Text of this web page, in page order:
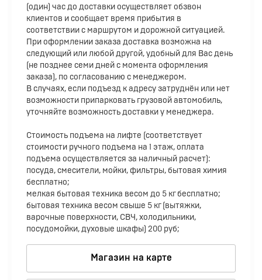
(один) час до доставки осуществляет обзвон
клиентов и сообщает время прибытия в
соответствии с маршрутом и дорожной ситуацией.
При оформлении заказа доставка возможна на
следующий или любой другой, удобный для Вас день
(не позднее семи дней с момента оформления
заказа), по согласованию с менеджером.
В случаях, если подъезд к адресу затруднён или нет
возможности припарковать грузовой автомобиль,
уточняйте возможность доставки у менеджера.
Стоимость подъема на лифте (соответствует
стоимости ручного подъема на 1 этаж, оплата
подъема осуществляется за наличный расчет):
посуда, смесители, мойки, фильтры, бытовая химия
бесплатно;
мелкая бытовая техника весом до 5 кг бесплатно;
бытовая техника весом свыше 5 кг (вытяжки,
варочные поверхности, СВЧ, холодильники,
посудомойки, духовые шкафы) 200 руб;
Магазин на карте